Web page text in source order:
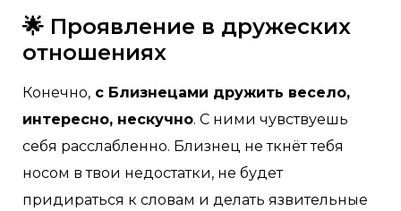
🌟 Проявление в дружеских
отношениях
Конечно, с Близнецами дружить весело,
интересно, нескучно. С ними чувствуешь
себя расслабленно. Близнец не ткнёт тебя
носом в твои недостатки, не будет
придираться к словам и делать язвительные